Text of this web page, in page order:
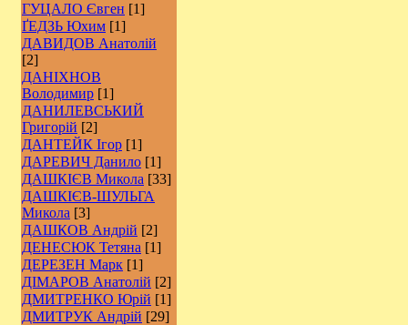
ГУЦАЛО Євген [1]
ҐЕДЗЬ Юхим [1]
ДАВИДОВ Анатолій
[2]
ДАНІХНОВ
Володимир [1]
ДАНИЛЕВСЬКИЙ
Григорій [2]
ДАНТЕЙК Ігор [1]
ДАРЕВИЧ Данило [1]
ДАШКІЄВ Микола [33]
ДАШКІЄВ-ШУЛЬГА
Микола [3]
ДАШКОВ Андрій [2]
ДЕНЕСЮК Тетяна [1]
ДЕРЕЗЕН Марк [1]
ДІМАРОВ Анатолій [2]
ДМИТРЕНКО Юрій [1]
ДМИТРУК Андрій [29]